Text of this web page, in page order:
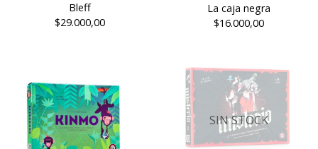
Bleff
$29.000,00
La caja negra
$16.000,00
SIN STOCK